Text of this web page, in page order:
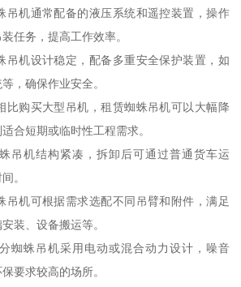
机通常配备的液压系统和遥控装置，操作
任务，提高工作效率。
机设计稳定，配备多重安全保护装置，如
，确保作业安全。
购买大型吊机，租赁蜘蛛吊机可以大幅降
合短期或临时性工程需求。
吊机结构紧凑，拆卸后可通过普通货车运
。
机可根据需求选配不同吊臂和附件，满足
装、设备搬运等。
蜘蛛吊机采用电动或混合动力设计，噪音
要求较高的场所。